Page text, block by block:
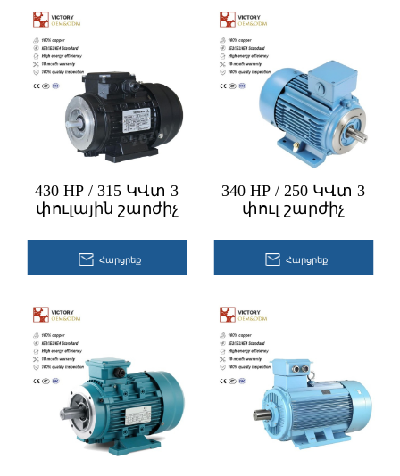
430 HP / 315 ԿՎտ 3
փուլային շարժիչ
Հարցրեք
340 HP / 250 ԿՎտ 3
փուլ շարժիչ
Հարցրեք